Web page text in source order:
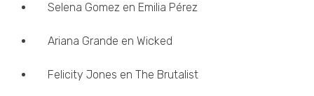
Selena Gomez en Emilia Pérez
Ariana Grande en Wicked
Felicity Jones en The Brutalist